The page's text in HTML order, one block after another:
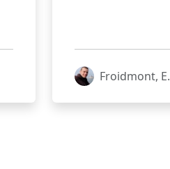
Froidmont, E.